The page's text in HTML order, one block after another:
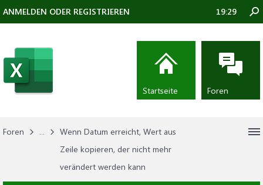
Foren ...
Wenn Datum erreicht, Wert aus
Zeile kopieren, der nicht mehr
verändert werden kann
ANMELDEN ODER REGISTRIEREN 19:29
Startseite Foren